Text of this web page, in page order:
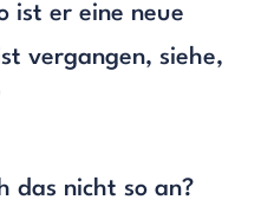
ist er eine neue
vergangen, siehe,
das nicht so an?